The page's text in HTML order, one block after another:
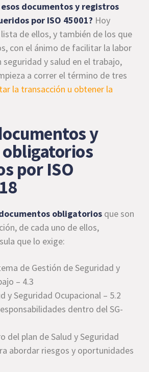
esos documentos y registros
por ISO 45001? Hoy
de ellos, y también de los que
con el ánimo de facilitar la labor
seguridad y salud en el trabajo,
a correr el término de tres
la transacción u obtener la
y
por ISO
obligatorios que son
de cada uno de ellos,
que lo exige:
de Gestión de Seguridad y
– 4.3
y Seguridad Ocupacional – 5.2
dentro del SG-
del plan de Salud y Seguridad
abordar riesgos y oportunidades